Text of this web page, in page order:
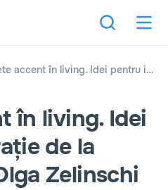
în living. Idei pentru inspirație de la designer-ul Olga Zelinschi
în living. Idei
de la
Zelinschi